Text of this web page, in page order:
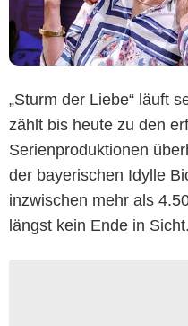
„Sturm der Liebe“ läuft
zählt bis heute zu den
Serienproduktionen
der bayerischen Idylle
inzwischen mehr als
längst kein Ende in Sicht.